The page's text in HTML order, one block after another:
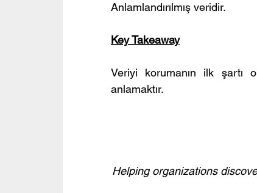
Anlamlandırılmış veridir.
Key Takeaway
Veriyi korumanın ilk şartı
anlamaktır.
Helping organizations